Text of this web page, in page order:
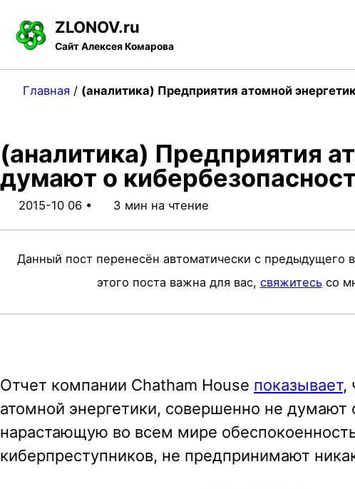
p
r
n
i
g
a
t
c
o
f
o
ZLONOV.ru
Сайт Алексея Комарова
Главная / (аналитика) Предприятия атомной
(аналитика) Предприятия
думают о
2015-10 06 3 мин на чтение
Данный пост перенесён автоматически с предыдущего
этого поста важна для вас, свяжитесьсо
Отчет компании Chatham House показывает,
атомной энергетики, совершенно не думают
нарастающую во всем мире
киберпреступников, не предпринимают